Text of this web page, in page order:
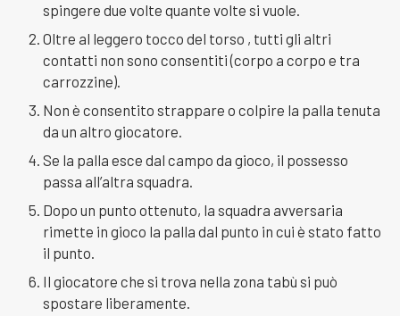
spingere due volte quante volte si vuole.
Oltre al leggero tocco del torso , tutti gli altri
contatti non sono consentiti (corpo a corpo e tra
carrozzine).
Non è consentito strappare o colpire la palla tenuta
da un altro giocatore.
Se la palla esce dal campo da gioco, il possesso
passa all’altra squadra.
Dopo un punto ottenuto, la squadra avversaria
rimette in gioco la palla dal punto in cui è stato fatto
il punto.
Il giocatore che si trova nella zona tabù si può
spostare liberamente.